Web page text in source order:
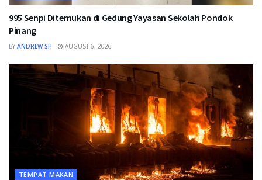
995 Senpi Ditemukan di Gedung Yayasan Sekolah Pondok
Pinang
BY ANDREW SH AUGUST 6, 2026
TEMPAT MAKAN